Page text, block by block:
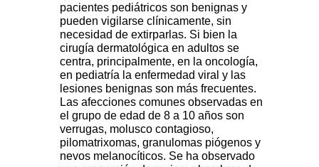
pacientes pediátricos son benignas y
pueden vigilarse clínicamente, sin
necesidad de extirparlas. Si bien la
cirugía dermatológica en adultos se
centra, principalmente, en la oncología,
en pediatría la enfermedad viral y las
lesiones benignas son más frecuentes.
Las afecciones comunes observadas en
el grupo de edad de 8 a 10 años son
verrugas, molusco contagioso,
pilomatrixomas, granulomas piógenos y
nevos melanocíticos. Se ha observado